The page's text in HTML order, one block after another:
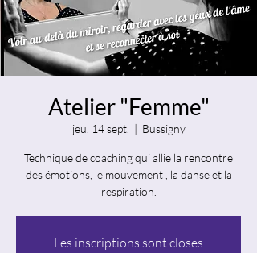
Atelier "Femme"
jeu. 14 sept.
  |
Bussigny
Technique de coaching qui allie la rencontre
des émotions, le mouvement , la danse et la
respiration.
Les inscriptions sont closes